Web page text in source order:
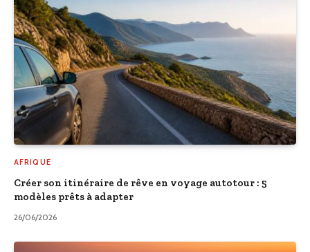
AFRIQUE
Créer son itinéraire de rêve en voyage autotour : 5
modèles prêts à adapter
26/06/2026